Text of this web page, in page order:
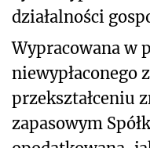
działalności
Wypracowana w
niewypłaconego
przekształceniu
zapasowym